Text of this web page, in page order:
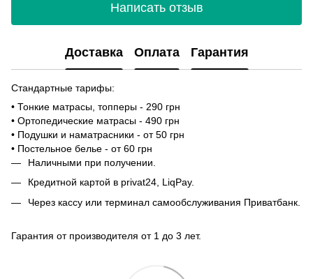
Написать отзыв
Доставка Оплата Гарантия
Стандартные тарифы:
• Тонкие матрасы, топперы - 290 грн
• Ортопедические матрасы - 490 грн
• Подушки и наматрасники - от 50 грн
• Постельное белье - от 60 грн
Наличными при получении.
Кредитной картой в privat24, LiqPay.
Через кассу или терминал самообслуживания Приватбанк.
Гарантия от производителя от 1 до 3 лет.